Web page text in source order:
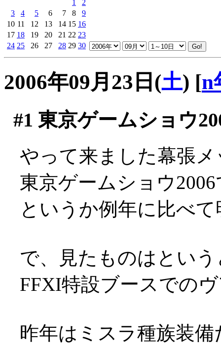
1
2
3
4 5 6 7 8
9
10 11 12 13 14 15 16
17 18 19 20 21 22 23
24 25 26 27 28 29 30
2006年09月23日(土) [n
#1 東京ゲームショウ
やって来ました幕張メ
東京ゲームショウ
というか例年に比べ
で、見たものはとい
FFXI特設ブースでの
昨年はミスラ種族装